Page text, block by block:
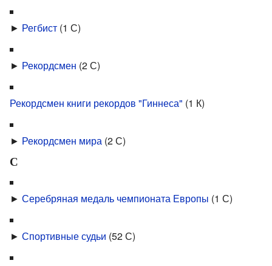
► Регбист (1 С)
► Рекордсмен (2 С)
Рекордсмен книги рекордов "Гиннеса" (1 К)
► Рекордсмен мира (2 С)
С
► Серебряная медаль чемпионата Европы (1 С)
► Спортивные судьи (52 С)